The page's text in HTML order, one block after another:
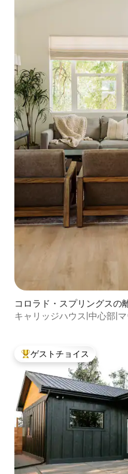
コロラド・スプリングスの
キャリッジハウス|中心部|
大好評のゲストチョイスです
ゲストチョイス